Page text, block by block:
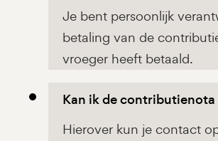
Je bent persoonlijk
betaling van de
vroeger heeft betaald.
Kan ik de
Hierover kun je contact